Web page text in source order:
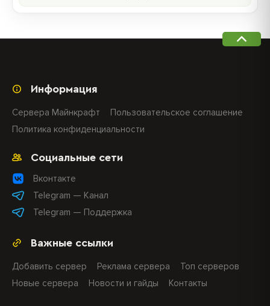
Важные ссылки
Добавить сервер Реклама сервера
Топ серверов
Новые сервера
Новости и гайды Контакты
Социальные сети
Вконтакте
Telegram — Канал
Telegram — Поддержка
Информация
Сервера Майнкрафт
Пользовательское соглашение
Политика конфиденциальности